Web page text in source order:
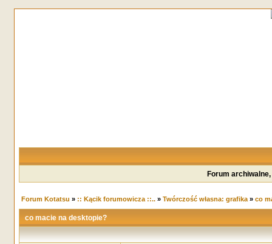
Forum
Forum Kotatsu » :: Kącik forumowicza ::..» Twórczość własna: grafika» co
co macie na desktopie?